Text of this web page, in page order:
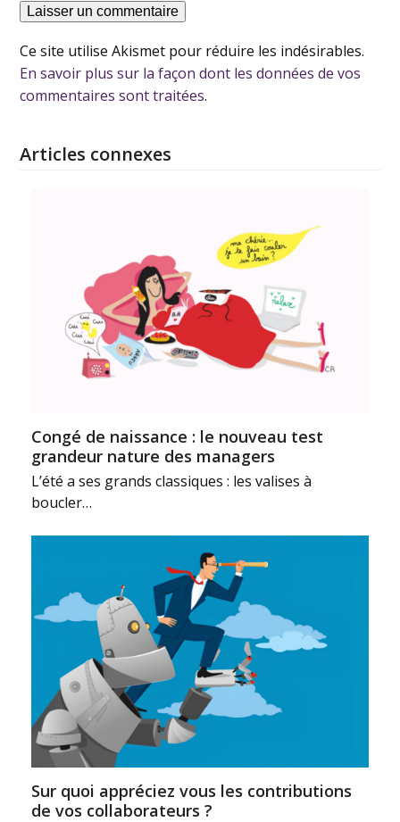
Ce site utilise Akismet pour réduire les indésirables.
En savoir plus sur la façon dont les données de vos
commentaires sont traitées.
Articles connexes
Congé de naissance : le nouveau test
grandeur nature des managers
L’été a ses grands classiques : les valises à
boucler…
Sur quoi appréciez vous les contributions
de vos collaborateurs ?